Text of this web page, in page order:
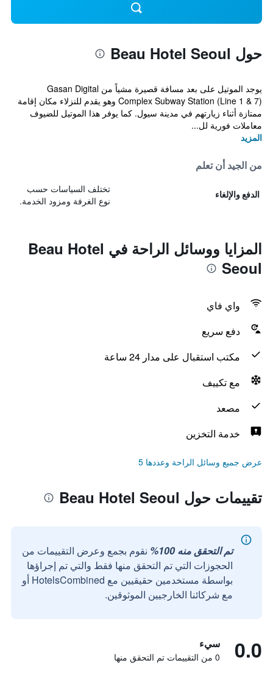
حول Beau Hotel Seoul
يوجد الموتيل على بعد مسافة قصيرة مشياً من Gasan Digital
Complex Subway Station (Line 1 & 7) وهو يقدم للنزلاء مكان إقامة
ممتازة أثناء زيارتهم في مدينة سيول. كما يوفر هذا الموتيل للضيوف
معاملات فورية لل...
المزيد
من الجيد أن تعلم
الدفع والإلغاء
تختلف السياسات حسب
نوع الغرفة ومزود الخدمة.
المزايا ووسائل الراحة في Beau Hotel
Seoul
واي فاي
دفع سريع
مكتب استقبال على مدار 24 ساعة
مع تكييف
مصعد
خدمة التخزين
عرض جميع وسائل الراحة وعددها 5
تقييمات حول Beau Hotel Seoul
تم التحقق منه 100%
نقوم بجمع وعرض التقييمات من
الحجوزات التي تم التحقق منها فقط والتي تم إجراؤها
بواسطة مستخدمين حقيقيين مع HotelsCombined أو
مع شركائنا الخارجيين الموثوقين.
0.0 سيء
0 من التقييمات تم التحقق منها